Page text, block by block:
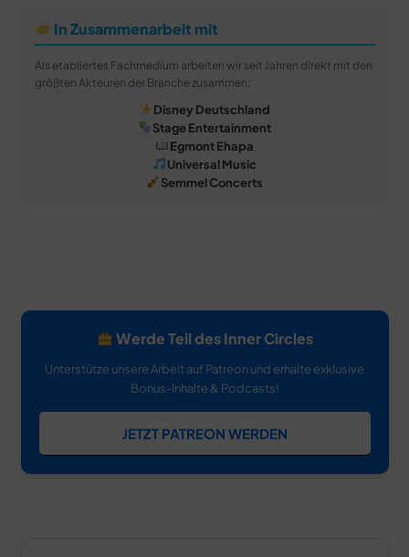
In Zusammenarbeit mit
Als etabliertes Fachmedium arbeiten wir seit Jahren direkt mit den
größten Akteuren der Branche zusammen:
Disney Deutschland
Stage Entertainment
Egmont Ehapa
Universal Music
Semmel Concerts
Werde Teil des Inner Circles
Unterstütze unsere Arbeit auf Patreon und erhalte exklusive
Bonus-Inhalte & Podcasts!
JETZT PATREON WERDEN